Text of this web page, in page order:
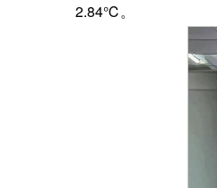
2.84℃。